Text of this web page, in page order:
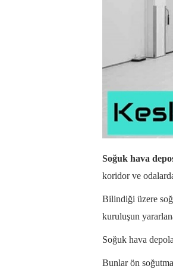
Soğuk hava
koridor ve
Bilindiği üzere
kuruluşun
Soğuk hava
Bunlar ön